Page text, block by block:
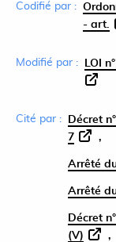
Codifié par :
- art.
Modifié par : LOI
Cité par :
Décret
7
Arrêté
Arrêté
Décret
(V)